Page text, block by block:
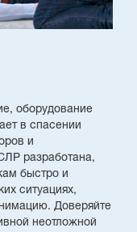
оборудование
в спасении
и
разработана,
быстро и
ситуациях,
Доверяйте
неотложной